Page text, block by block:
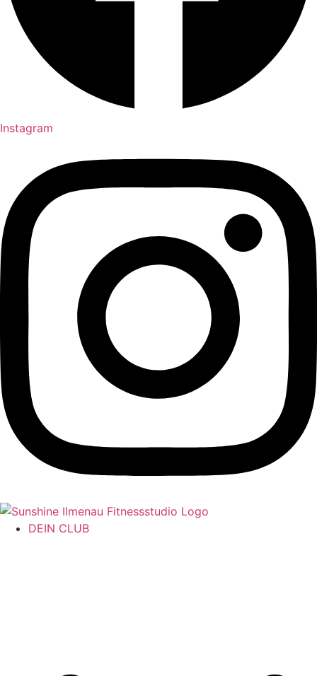
Instagram
DEIN CLUB